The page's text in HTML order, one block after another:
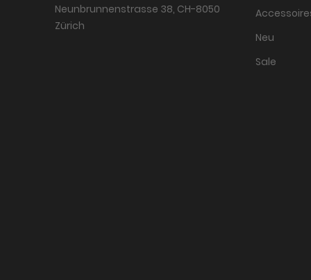
Neunbrunnenstrasse 38, CH-8050
Zürich
Neu
Sale